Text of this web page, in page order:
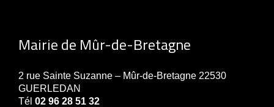
Mairie de Mûr-de-Bretagne
2 rue Sainte Suzanne – Mûr-de-Bretagne 22530
GUERLEDAN
Tél 02 96 28 51 32